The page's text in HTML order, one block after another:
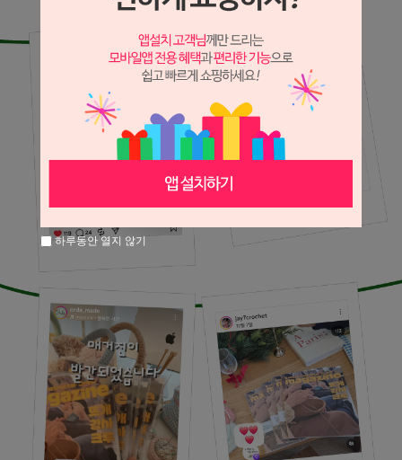
하루동안 열지 않기